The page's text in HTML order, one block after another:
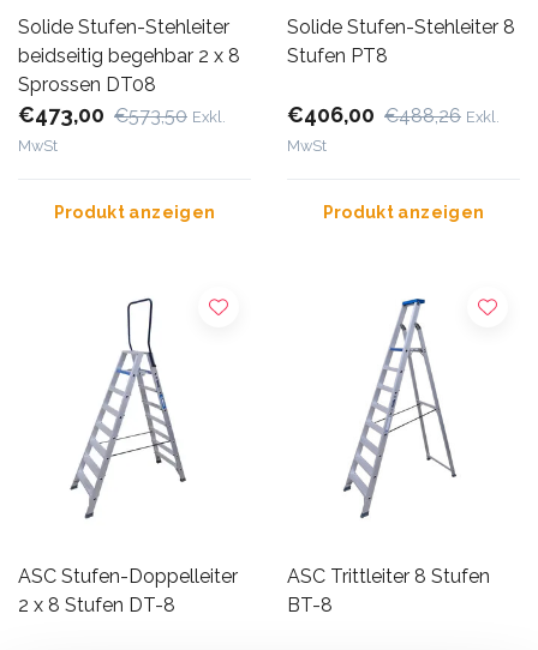
Solide Stufen-Stehleiter
beidseitig begehbar 2 x 8
Sprossen DT08
€473,00 €573,50 Exkl.
MwSt
Produkt anzeigen
Solide Stufen-Stehleiter 8
Stufen PT8
€406,00 €488,26 Exkl.
MwSt
Produkt anzeigen
ASC Stufen-Doppelleiter
2 x 8 Stufen DT-8
ASC Trittleiter 8 Stufen
BT-8